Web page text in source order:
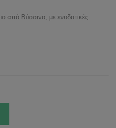
από Βύσσινο, με ενυδατικές